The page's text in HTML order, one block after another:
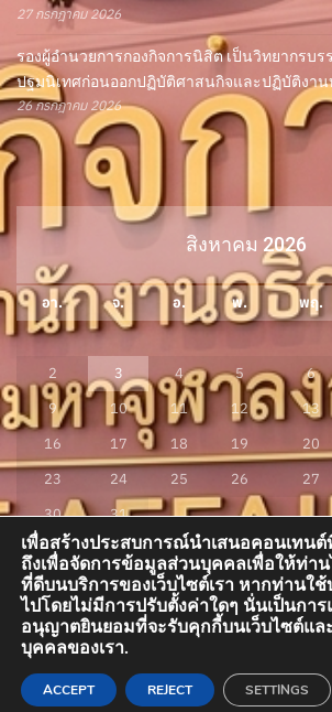
27 กรกฎาคม 2026
รองผู้อำนวยการกองกิจการนิสิต เป็นวิทยากรบร
ปฐมนิเทศก่อนออกปฏิบัติศาสนกิจและปฏิบัติงาน
26 กรกฎาคม 2026
สิงหาคม 2026
อา. จ. อ. พ. พฤ.
2
3 4 5 6
9
10 11 12 13
16
17 18 19 20
23
24 25 26 27
30
31
« ก.ค.
กองกิจการนิสิต อาคารสมเด็จพระพุฒาจารย์ (เกี่ยว อุปเ
รวม โซน A ชั้น 3 ห้อง A300 มหาวิทยาลัยมหาจุฬาลงก
อ.วังน้อย จ.พระนครศรีอยุธยา 13170 โทรศัพท์
เพื่อสร้างประสบการณ์นำเสนอคอนเทน
ถึงเพื่อจัดการข้อมูลส่วนบุคคลเพื่อให้ท่า
ที่ดีบนบริการของเว็บไซต์เรา หากท่านใ
ไปโดยไม่มีการปรับตั้งค่าใดๆ นั่นเป็นกา
อนุญาตยินยอมที่จะรับคุกกี้บนเว็บไซต์แล
บุคคลของเรา.
ACCEPT REJECT SETTINGS